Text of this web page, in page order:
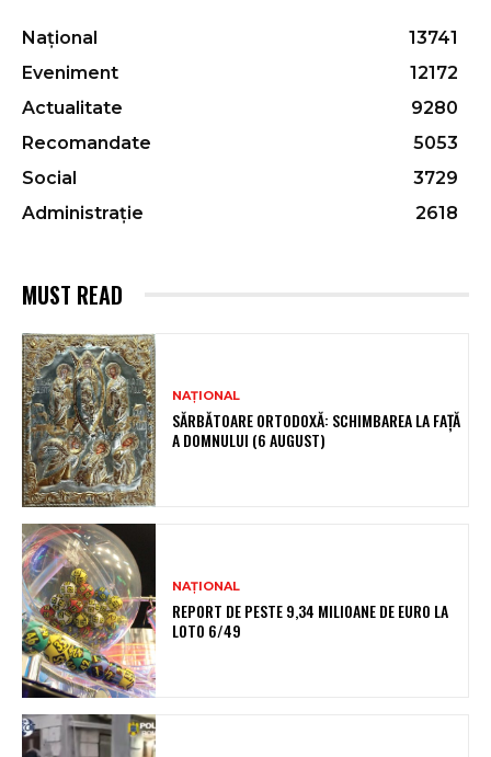
Național
13741
Eveniment
12172
Actualitate
9280
Recomandate
5053
Social
3729
Administrație
2618
MUST READ
NAȚIONAL
SĂRBĂTOARE ORTODOXĂ: SCHIMBAREA LA FAȚĂ
A DOMNULUI (6 AUGUST)
NAȚIONAL
REPORT DE PESTE 9,34 MILIOANE DE EURO LA
LOTO 6/49